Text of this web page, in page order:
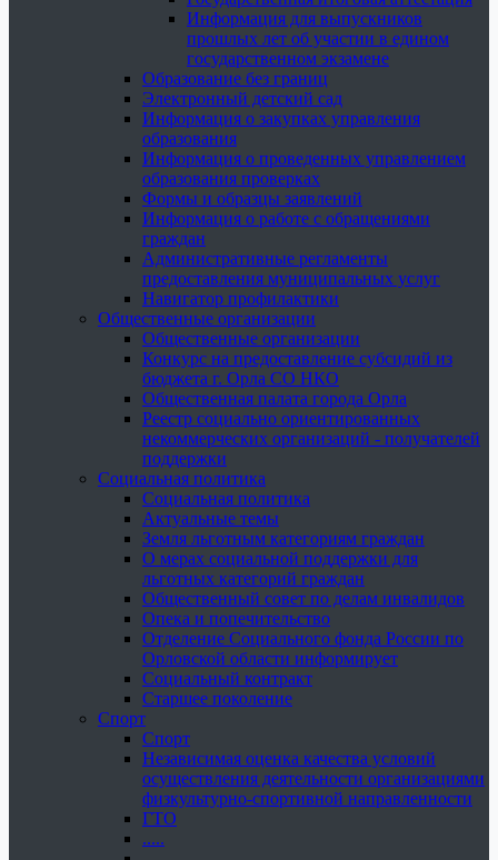
Информация для выпускников
прошлых лет об участии в едином
государственном экзамене
Образование без границ
Электронный детский сад
Информация о закупках управления
образования
Информация о проведенных управлением
образования проверках
Формы и образцы заявлений
Информация о работе с обращениями
граждан
Административные регламенты
предоставления муниципальных услуг
Навигатор профилактики
Общественные организации
Общественные организации
Конкурс на предоставление субсидий из
бюджета г. Орла СО НКО
Общественная палата города Орла
Реестр социально ориентированных
некоммерческих организаций - получателей
поддержки
Социальная политика
Социальная политика
Актуальные темы
Земля льготным категориям граждан
О мерах социальной поддержки для
льготных категорий граждан
Общественный совет по делам инвалидов
Опека и попечительство
Отделение Социального фонда России по
Орловской области информирует
Социальный контракт
Старшее поколение
Спорт
Спорт
Независимая оценка качества условий
осуществления деятельности организациями
физкультурно-спортивной направленности
ГТО
.....